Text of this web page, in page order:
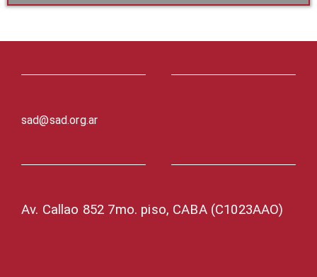
sad@sad.org.ar
Av. Callao 852 7mo. piso, CABA (C1023AAO)